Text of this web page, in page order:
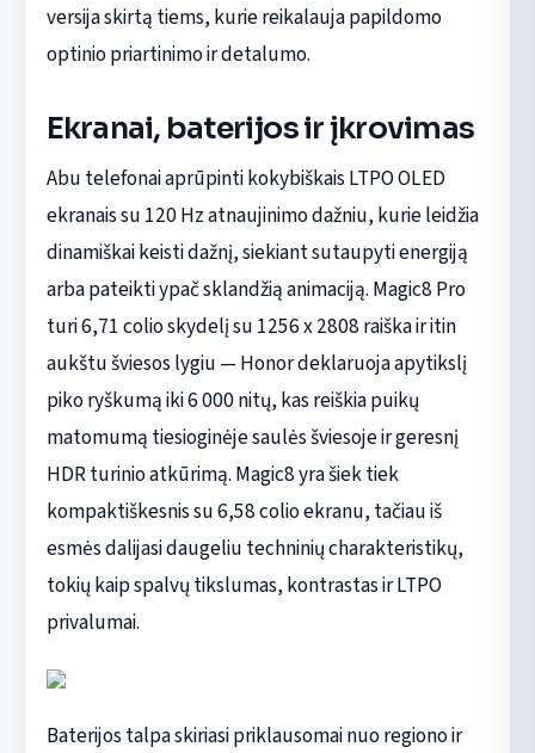
versija skirtą tiems, kurie reikalauja papildomo
optinio priartinimo ir detalumo.
Ekranai, baterijos ir įkrovimas
Abu telefonai aprūpinti kokybiškais LTPO OLED
ekranais su 120 Hz atnaujinimo dažniu, kurie leidžia
dinamiškai keisti dažnį, siekiant sutaupyti energiją
arba pateikti ypač sklandžią animaciją. Magic8 Pro
turi 6,71 colio skydelį su 1256 x 2808 raiška ir itin
aukštu šviesos lygiu — Honor deklaruoja apytikslį
piko ryškumą iki 6 000 nitų, kas reiškia puikų
matomumą tiesioginėje saulės šviesoje ir geresnį
HDR turinio atkūrimą. Magic8 yra šiek tiek
kompaktiškesnis su 6,58 colio ekranu, tačiau iš
esmės dalijasi daugeliu techninių charakteristikų,
tokių kaip spalvų tikslumas, kontrastas ir LTPO
privalumai.
Baterijos talpa skiriasi priklausomai nuo regiono ir